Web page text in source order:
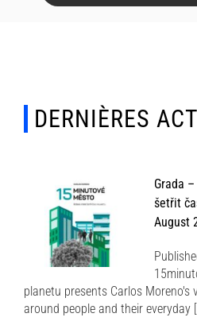
DERNIÈRES
Grada
šetřit
August
planetu presents Carlos Moreno's
around people and their everyday